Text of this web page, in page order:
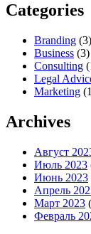
Categories
Branding (3)
Business (3)
Consulting
Legal
Marketing
Archives
Август
Июль 2023
Июнь 2023
Апрель
Март 2023
Февраль